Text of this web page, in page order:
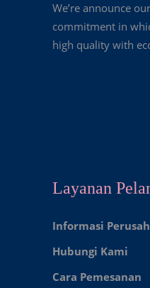
We’re announce
commitment in
high quality with
Layanan
Informasi
Hubungi Kami
Cara Pemesanan